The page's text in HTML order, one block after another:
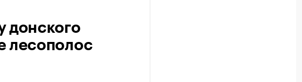
донского
лесополос